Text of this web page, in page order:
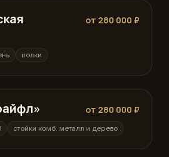
от 280 000 ₽
полки
от 280 000 ₽
стойки комб. металл и дерево